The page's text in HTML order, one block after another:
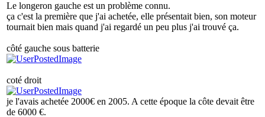
Le longeron gauche est un problème connu.
ça c'est la première que j'ai achetée, elle présentait bien, son moteur
tournait bien mais quand j'ai regardé un peu plus j'ai trouvé ça.
côté gauche sous batterie
coté droit
je l'avais achetée 2000€ en 2005. A cette époque la côte devait être
de 6000 €.